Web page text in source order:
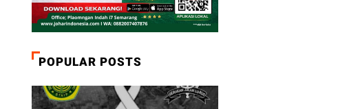
POPULAR POSTS